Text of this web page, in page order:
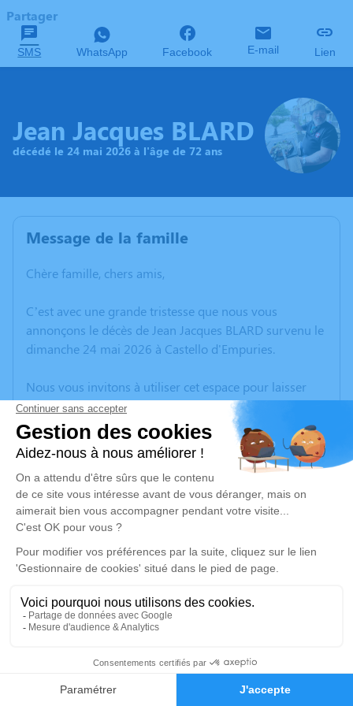
Faire-part Hommages
Partager
SMS WhatsApp Facebook E-mail Lien
Jean Jacques BLARD
décédé le 24 mai 2026 à l'âge de 72 ans
Message de la famille
Chère famille, chers amis,
C’est avec une grande tristesse que nous vous
annonçons le décès de Jean Jacques BLARD survenu le
dimanche 24 mai 2026 à Castello d'Empuries.
Nous vous invitons à utiliser cet espace pour laisser
vos condoléances, partager des photos souvenirs, une
anecdote ou exprimer vos pensées à travers des
poèmes ou des textes. Cet endroit est un lieu
d'expression dédié à honorer la mémoire de Jean
Jacques BLARD.
Un service de plantation d’arbre hommage est
disponible ici.
Je rends hommage
Cérémonie religieuse
Eglise Saint-François-de-Sales de Vallières-
sur-Fier